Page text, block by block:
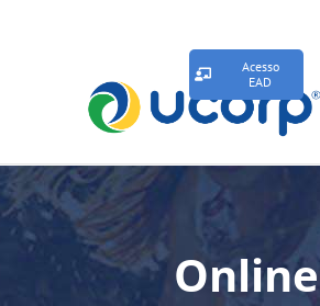
Acesso
EAD
Online